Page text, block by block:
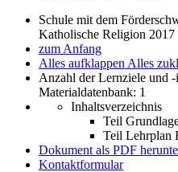
Schule mit dem
Katholische Religion 2017
zum Anfang
Alles aufklappen Alles
Anzahl der Lernziele und
Materialdatenbank: 1
Inhaltsverzeichnis
Teil
Teil Lehrplan
Dokument als PDF
Kontaktformular